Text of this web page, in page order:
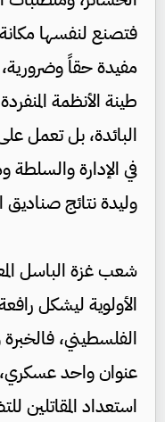
فتصنع لنفسها
مفيدة حقاً
طينة الأنظمة
البائدة، بل تعمل
في الإدارة
وليدة نتائج صناديق
شعب غزة الباسل
الأولوية ليشكل
الفلسطيني،
عنوان واحد عسكري،
استعداد المقاتلين